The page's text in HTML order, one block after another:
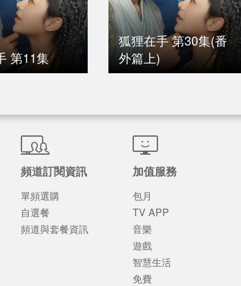
第11集
狐狸在手 第30集(番
外篇上)
頻道訂閱資訊
單頻選購
自選餐
頻道與套餐資訊
加值服務
包月
TV APP
音樂
遊戲
智慧生活
免費